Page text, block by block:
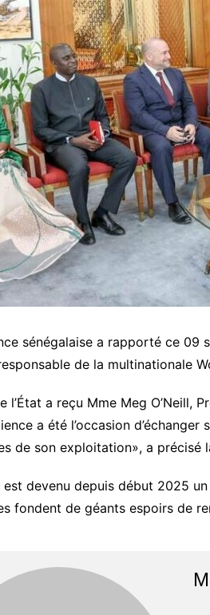
sénégalaise a rapporté ce 09
de la multinationale
l’État a reçu Mme Meg O’Neill,
a été l’occasion
de son exploitation», a précisé
est devenu depuis début 2025
fondent de géants espoirs de